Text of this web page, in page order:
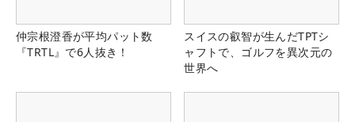
仲宗根澄香が平均パット数
『TRTL』で6人抜き！
スイスの叡智が生んだTPTシ
ャフトで、ゴルフを異次元の
世界へ